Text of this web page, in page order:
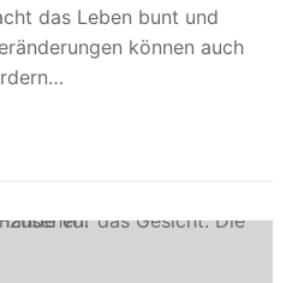
das Leben bunt und
können auch